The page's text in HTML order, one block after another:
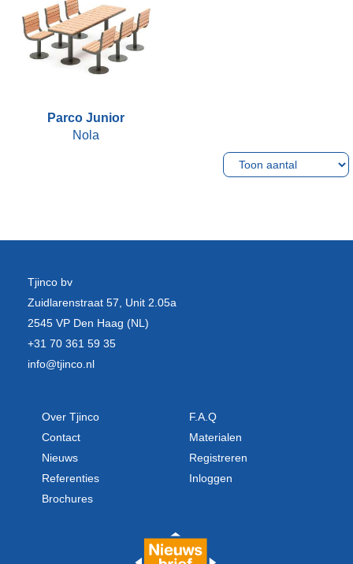
Parco Junior
Nola
Tjinco bv
Zuidlarenstraat 57, Unit 2.05a
2545 VP Den Haag (NL)
+31 70 361 59 35
info@tjinco.nl
Over Tjinco
Contact
Nieuws
Referenties
Brochures
F.A.Q
Materialen
Registreren
Inloggen